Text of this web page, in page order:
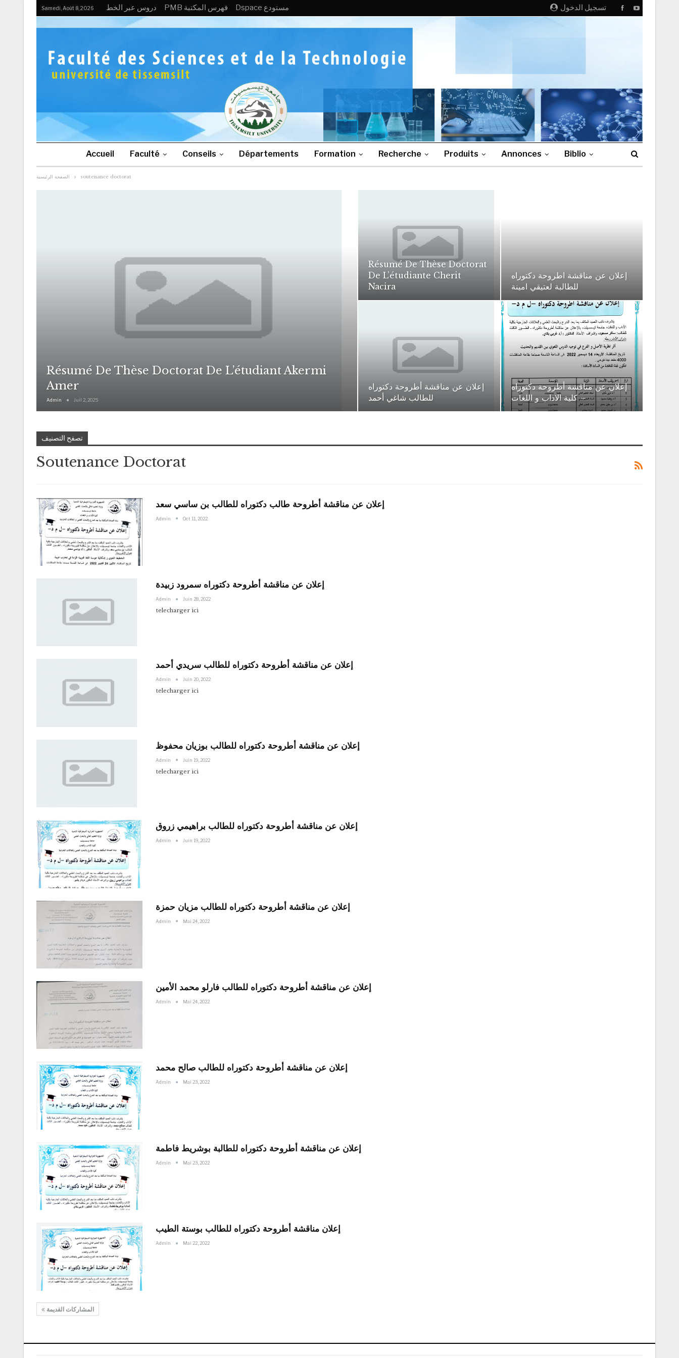
تسجيل الدخول Samedi, Août 8, 2026 دروس عبر الخط PMB فهرس المكتبة Dspace مستودع
Accueil Faculté Conseils Départements Formation Recherche Produits Annonces Biblio
الصفحة الرئيسية soutenance doctorat
Résumé De Thèse Doctorat De L’étudiant Akermi
Amer
Admin Juil 2, 2025
Résumé De Thèse Doctorat
De L’étudiante Cherit
Nacira
إعلان عن مناقشة اطروحة دكتوراه
للطالبة لعتيقي امينة
إعلان عن مناقشة أطروحة دكتوراه
للطالب شاغي أحمد
إعلان عن مناقشة أطروحة دكتوراه
– كلية الاداب و اللغات
تصفح التصنيف
Soutenance Doctorat
إعلان عن مناقشة أطروحة طالب دكتوراه للطالب بن ساسي سعد
Admin Oct 11, 2022
إعلان عن مناقشة أطروحة دكتوراه سمرود زبيدة
Admin Juin 28, 2022
telecharger ici
إعلان عن مناقشة أطروحة دكتوراه للطالب سريدي أحمد
Admin Juin 20, 2022
telecharger ici
إعلان عن مناقشة أطروحة دكتوراه للطالب بوزيان محفوظ
Admin Juin 19, 2022
telecharger ici
إعلان عن مناقشة أطروحة دكتوراه للطالب براهيمي زروق
Admin Juin 19, 2022
إعلان عن مناقشة أطروحة دكتوراه للطالب مزيان حمزة
Admin Mai 24, 2022
إعلان عن مناقشة أطروحة دكتوراه للطالب فارلو محمد الأمين
Admin Mai 24, 2022
إعلان عن مناقشة أطروحة دكتوراه للطالب صالح محمد
Admin Mai 23, 2022
إعلان عن مناقشة أطروحة دكتوراه للطالبة بوشريط فاطمة
Admin Mai 23, 2022
إعلان مناقشة أطروحة دكتوراه للطالب بوستة الطيب
Admin Mai 22, 2022
المشاركات القديمة